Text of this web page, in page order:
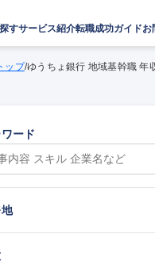
すサービス紹介転職成功ガイドお
ップ/ゆうちょ銀行 地域基幹職 年
ード